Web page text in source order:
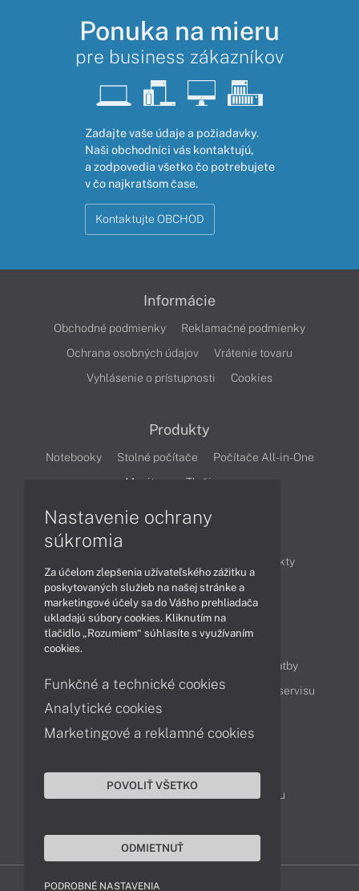
Ponuka na mieru
pre business zákazníkov
Zadajte vaše údaje a požiadavky.
Naši obchodníci vás kontaktujú,
a zodpovedia všetko čo potrebujete
v čo najkratšom čase.
Kontaktujte OBCHOD
Informácie
Obchodné podmienky
Reklamačné podmienky
Ochrana osobných údajov
Vrátenie tovaru
Vyhlásenie o prístupnosti
Cookies
Produkty
Notebooky Stolné počítače
Počítače All-in-One
Monitory
Tlačiarne
Produkty
Technológie
Videá
Obsah
Možnosti doručenia a platby
Podpora a servis
Servisné služby Cenník servisu
Kontakty
043 4224 771
Obchodné oddelenie
Reklamácia tovaru
Nastavenie ochrany
súkromia
Za účelom zlepšenia užívateľského zážitku a
poskytovaných služieb na našej stránke a
marketingové účely sa do Vášho prehliadača
ukladajú súbory cookies. Kliknutím na
tlačidlo „Rozumiem“ súhlasíte s využívaním
cookies.
Funkčné a technické cookies
Analytické cookies
Marketingové a reklamné cookies
POVOLIŤ VŠETKO
ODMIETNUŤ
PODROBNÉ NASTAVENIA